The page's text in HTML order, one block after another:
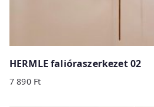
HERMLE falióraszerkezet 02
7 890 Ft